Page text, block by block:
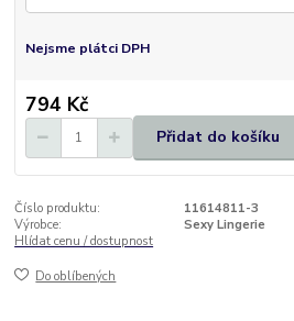
Nejsme plátci DPH
794 Kč
Přidat do košíku
Číslo produktu:
11614811-3
Výrobce:
Sexy Lingerie
Hlídat cenu / dostupnost
Do oblíbených